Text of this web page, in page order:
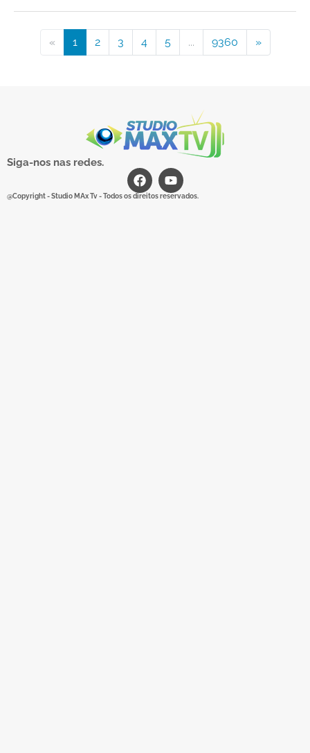
« 1 2 3 4 5 ... 9360 »
Siga-nos nas redes.
@Copyright - Studio MAx Tv - Todos os direitos reservados.